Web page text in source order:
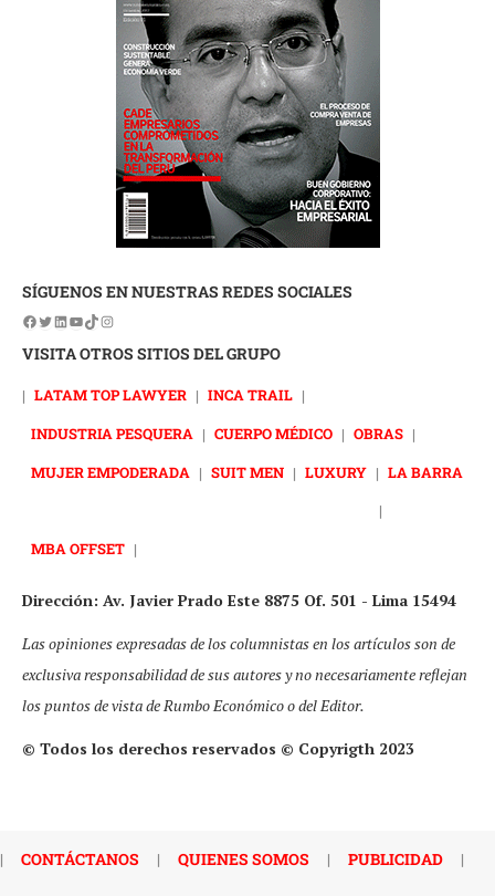
SÍGUENOS EN NUESTRAS REDES SOCIALES
VISITA OTROS SITIOS DEL GRUPO
| LATAM TOP LAWYER | INCA TRAIL |
INDUSTRIA PESQUERA | CUERPO MÉDICO | OBRAS |
MUJER EMPODERADA | SUIT MEN | LUXURY | LA BARRA
|
MBA OFFSET |
Dirección: Av. Javier Prado Este 8875 Of. 501 - Lima 15494
Las opiniones expresadas de los columnistas en los artículos son de
exclusiva responsabilidad de sus autores y no necesariamente reflejan
los puntos de vista de Rumbo Económico o del Editor.
© Todos los derechos reservados © Copyrigth 2023
| CONTÁCTANOS | QUIENES SOMOS | PUBLICIDAD |